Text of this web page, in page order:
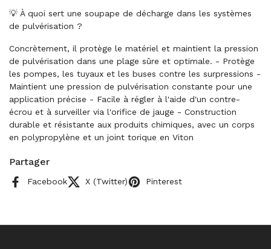
💡 À quoi sert une soupape de décharge dans les systèmes
de pulvérisation ?
Concrètement, il protège le matériel et maintient la pression
de pulvérisation dans une plage sûre et optimale. - Protège
les pompes, les tuyaux et les buses contre les surpressions -
Maintient une pression de pulvérisation constante pour une
application précise - Facile à régler à l'aide d'un contre-
écrou et à surveiller via l'orifice de jauge - Construction
durable et résistante aux produits chimiques, avec un corps
en polypropylène et un joint torique en Viton
Partager
Facebook X (Twitter) Pinterest